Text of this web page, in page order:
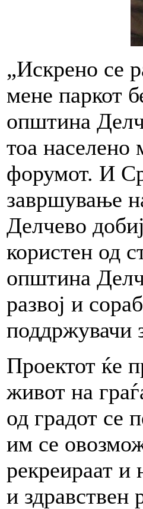
„Искрено се
мене паркот
општина
тоа населено
форумот. И
завршување
Делчево
користен од
општина
развој и
поддржувачи
Проектот ќе
живот на
од градот се
им се
рекреираат и
и здравствен